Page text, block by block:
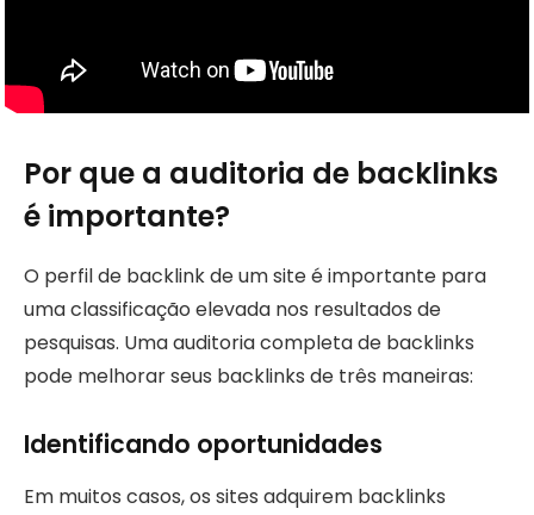
Por que a auditoria de backlinks
é importante?
O perfil de backlink de um site é importante para
uma classificação elevada nos resultados de
pesquisas. Uma auditoria completa de backlinks
pode melhorar seus backlinks de três maneiras:
Identificando oportunidades
Em muitos casos, os sites adquirem backlinks